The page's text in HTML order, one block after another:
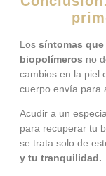
Los síntomas
biopolímeros no
cambios en la piel
cuerpo envía para
Acudir a un
para recuperar tu
se trata solo de
y tu tranquilidad.